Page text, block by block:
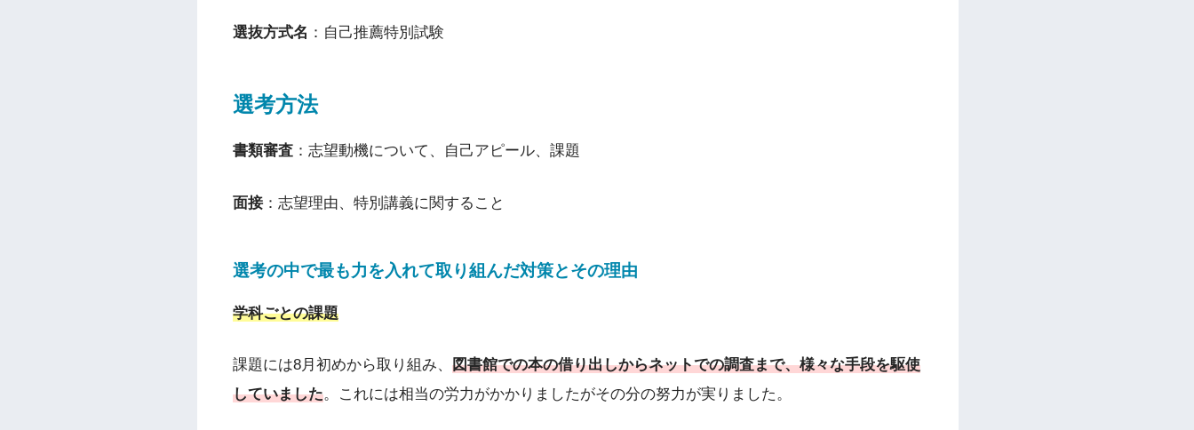
選抜方式名 ：自己推薦特別試験
選考方法
書類審査 ：志望動機について、自己アピール、課題
面接 ：志望理由、特別講義に関すること
選考の中で最も力を入れて取り組んだ対策とその理由
学科ごとの課題
課題には8月初めから取り組み、 図書館での本の借り出しからネットでの調査まで、様々な手段を駆使
していました。これには相当の労力がかかりましたがその分の努力が実りました。